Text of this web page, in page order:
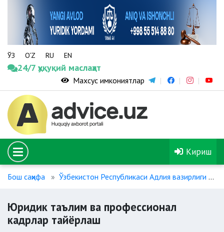
ЎЗ O‘Z RU EN
24/7 ҳуқуқий маслаҳат
Махсус имкониятлар
Кириш
Бош саҳифа Ўзбекистон Республикаси Адлия вазирлиги
Юридик таълим ва профессионал
кадрлар тайёрлаш